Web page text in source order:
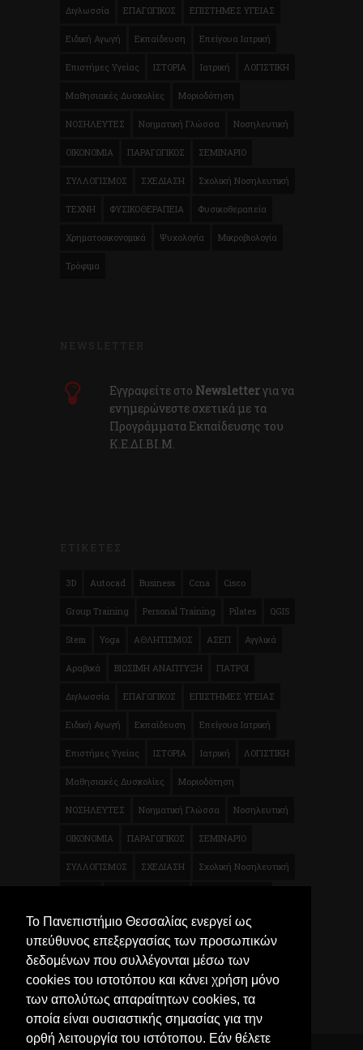
Διγλωσσία ΕΠΑΓΩΓΙΚΟΣ ΕΠΙΣΤΗΜΕΣ ΥΓΕΙΑΣ
Ειδική Αγωγή Εκπαίδευση Επείγουα Ιατρική
Επιστήμες Υγείας ΙΣΤΟΡΙΑ Ιατρική ΛΟΓΙΣΤΙΚΗ
Μαθησιακές Δυσκολίες Μοριοδότηση
ΝΟΣΗΛΕΥΤΕΣ Νοηματική Γλώσσα Νοσηλευτική
ΟΙΚΟΝΟΜΙΑ ΠΑΡΑΓΩΓΙΚΟΣ ΣΕΜΙΝΑΡΙΟ
ΣΥΛΛΟΓΙΣΜΟΣ ΣΧΕΔΙΑΣΗ Σχολική Νοσηλευτική
ΤΕΧΝΗ ΦΥΣΙΚΟΘΕΡΑΠΕΙΑ Φυσικοθεραπεία
Χρηματοοικονομικά Ψυχολογία Μικροβιολογία
Τρόφιμα
NEWSLETTER
Εγγραφείτε στο Newsletterγια να
ενημερώνεστε σχετικά με τα
Προγράμματα Εκπαίδευσης του
Κ.E.ΔI.ΒI.Μ.
ΕΤΙΚΕΤΕΣ
3D Autocad Business Ccna Cisco
Group Training Personal Training Pilates QGIS
Stem Yoga ΑΘΛΗΤΙΣΜΟΣ ΑΣΕΠ Αγγλικά
Αραβικά ΒΙΩΣΙΜΗ ΑΝΑΠΤΥΞΗ ΓΙΑΤΡΟΙ
Διγλωσσία ΕΠΑΓΩΓΙΚΟΣ ΕΠΙΣΤΗΜΕΣ ΥΓΕΙΑΣ
Ειδική Αγωγή Εκπαίδευση Επείγουα Ιατρική
Επιστήμες Υγείας ΙΣΤΟΡΙΑ Ιατρική ΛΟΓΙΣΤΙΚΗ
Μαθησιακές Δυσκολίες Μοριοδότηση
ΝΟΣΗΛΕΥΤΕΣ Νοηματική Γλώσσα Νοσηλευτική
ΟΙΚΟΝΟΜΙΑ ΠΑΡΑΓΩΓΙΚΟΣ ΣΕΜΙΝΑΡΙΟ
ΣΥΛΛΟΓΙΣΜΟΣ ΣΧΕΔΙΑΣΗ Σχολική Νοσηλευτική
Χρηματοοικονομικά Ψυχολογία Μικροβιολογία
Το Πανεπιστήμιο Θεσσαλίας ενεργεί ως
υπεύθυνος επεξεργασίας των προσωπικών
δεδομένων που συλλέγονται μέσω των
cookies του ιστοτόπου και κάνει χρήση μόνο
των απολύτως απαραίτητων cookies, τα
οποία είναι ουσιαστικής σημασίας για την
ορθή λειτουργία του ιστότοπου. Εάν θέλετε